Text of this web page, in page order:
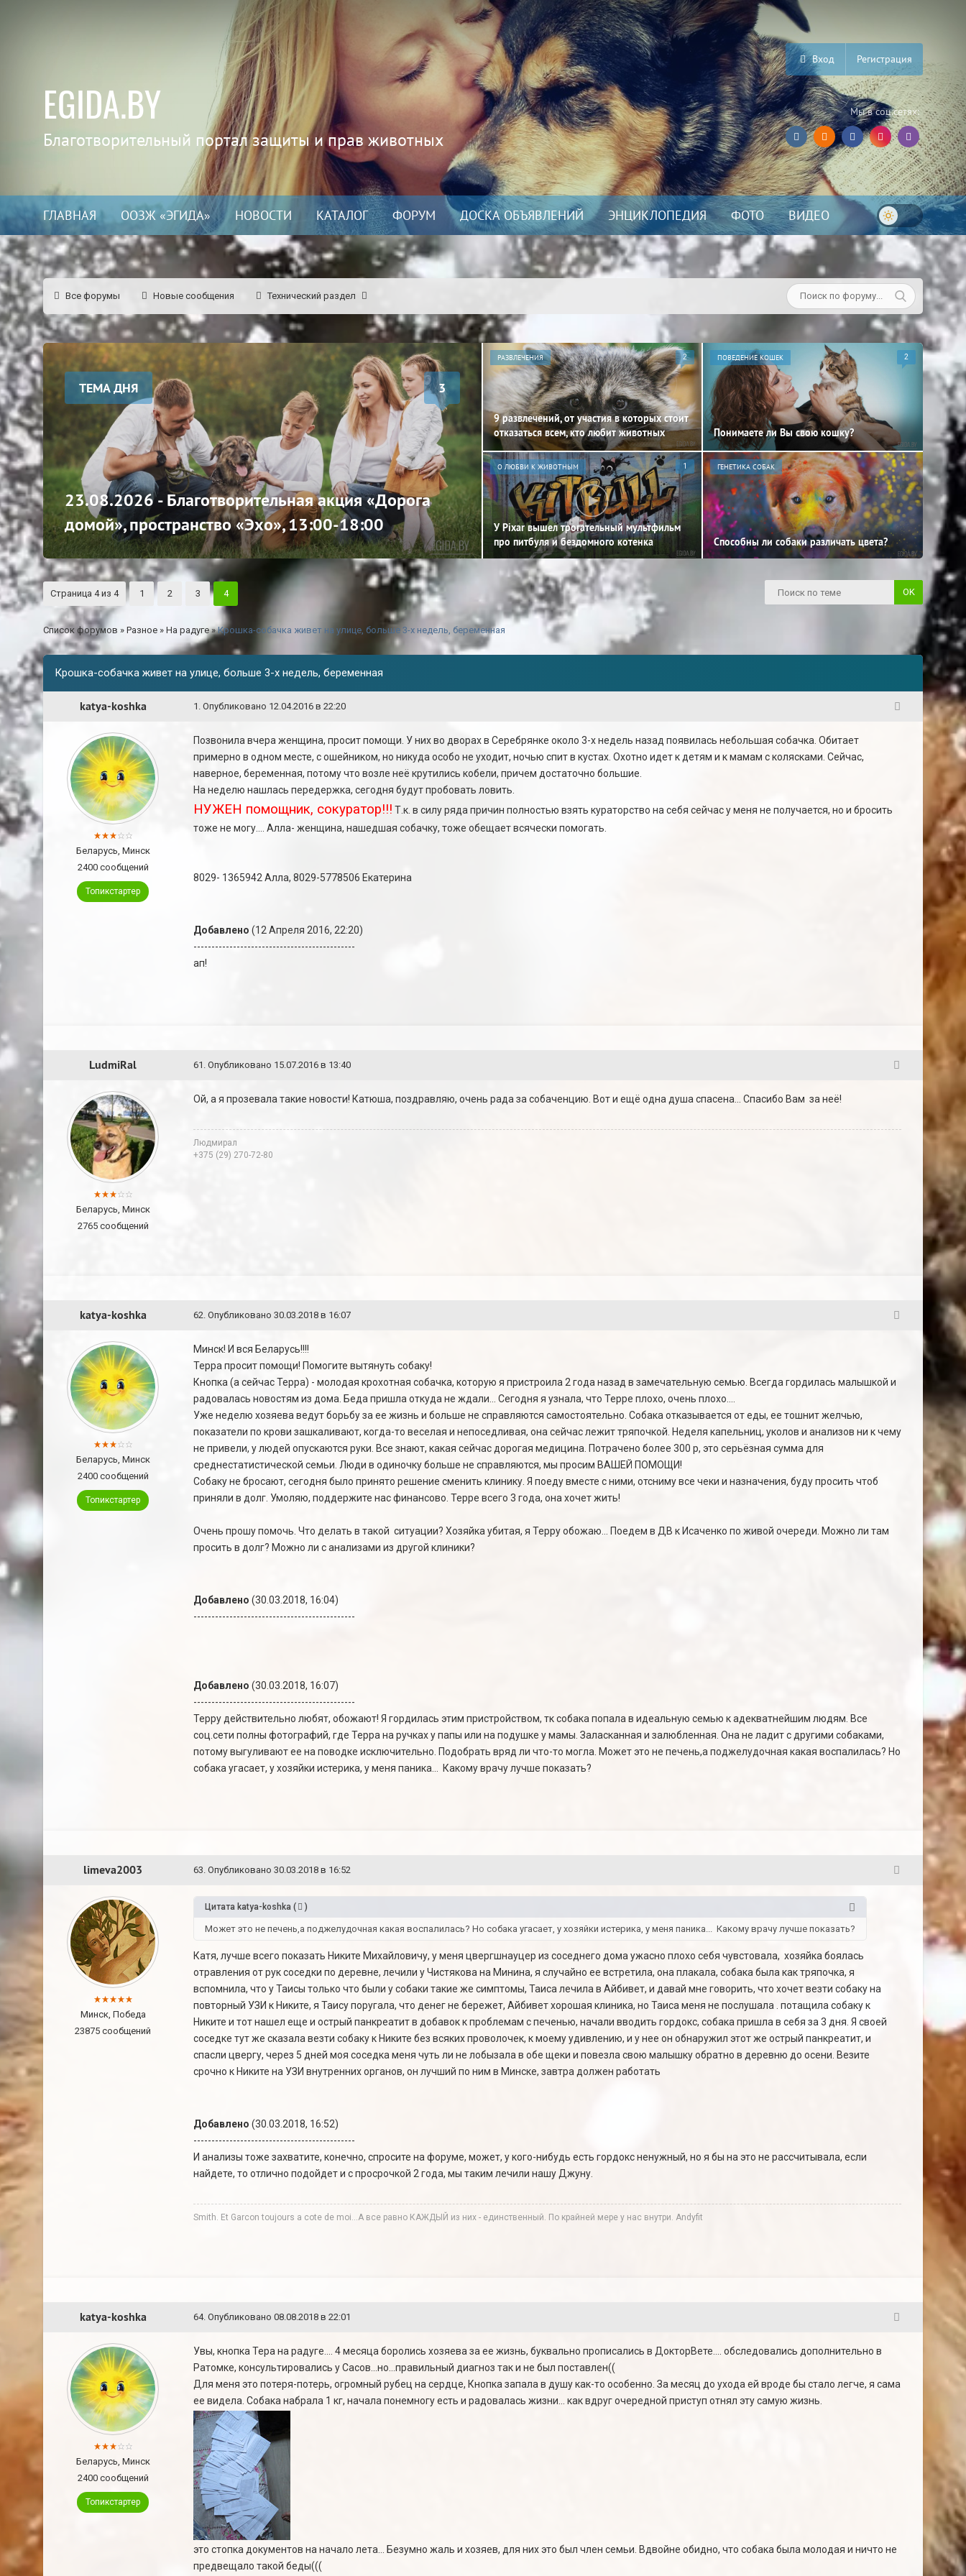
EGIDA.BY
Благотворительный портал защиты и прав животных
Вход Регистрация
Мы в соц.сетях:
ГЛАВНАЯ ООЗЖ «ЭГИДА» НОВОСТИ КАТАЛОГ ФОРУМ ДОСКА ОБЪЯВЛЕНИЙ ЭНЦИКЛОПЕДИЯ ФОТО ВИДЕО
Все форумы Новые сообщения Технический раздел
ТЕМА ДНЯ 3
23.08.2026 - Благотворительная акция «Дорога
домой», пространство «Эхо», 13:00-18:00
РАЗВЛЕЧЕНИЯ 2
9 развлечений, от участия в которых стоит
отказаться всем, кто любит животных
ПОВЕДЕНИЕ КОШЕК 2
Понимаете ли Вы свою кошку?
О ЛЮБВИ К ЖИВОТНЫМ 1
У Pixar вышел трогательный мультфильм
про питбуля и бездомного котенка
ГЕНЕТИКА СОБАК
Способны ли собаки различать цвета?
Страница 4из 4 1 2 3 4
Список форумов » Разное » На радуге » Крошка-собачка живет на улице, больше 3-х недель, беременная
Крошка-собачка живет на улице, больше 3-х недель, беременная
katya-koshka 1 . Опубликовано 12.04.2016 в 22:20
Беларусь, Минск
2400 сообщений
Топикстартер
Позвонила вчера женщина, просит помощи. У них во дворах в Серебрянке около 3-х недель назад появилась небольшая собачка. Обитает
примерно в одном месте, с ошейником, но никуда особо не уходит, ночью спит в кустах. Охотно идет к детям и к мамам с колясками. Сейчас,
наверное, беременная, потому что возле неё крутились кобели, причем достаточно большие.
На неделю нашлась передержка, сегодня будут пробовать ловить.
НУЖЕН помощник, сокуратор!!! Т.к. в силу ряда причин полностью взять кураторство на себя сейчас у меня не получается, но и бросить
тоже не могу.... Алла- женщина, нашедшая собачку, тоже обещает всячески помогать.
8029- 1365942 Алла, 8029-5778506 Екатерина
Добавлено (12 Апреля 2016, 22:20)
---------------------------------------------
ап!
LudmiRal 61 . Опубликовано 15.07.2016 в 13:40
Беларусь, Минск
2765 сообщений
Ой, а я прозевала такие новости! Катюша, поздравляю, очень рада за собаченцию. Вот и ещё одна душа спасена... Спасибо Вам за неё!
Людмирал
+375 (29) 270-72-80
katya-koshka 62. Опубликовано 30.03.2018 в 16:07
Беларусь, Минск
2400 сообщений
Топикстартер
Минск! И вся Беларусь!!!!
Терра просит помощи! Помогите вытянуть собаку!
Кнопка (а сейчас Терра) - молодая крохотная собачка, которую я пристроила 2 года назад в замечательную семью. Всегда гордилась малышкой и
радовалась новостям из дома. Беда пришла откуда не ждали... Сегодня я узнала, что Терре плохо, очень плохо....
Уже неделю хозяева ведут борьбу за ее жизнь и больше не справляются самостоятельно. Собака отказывается от еды, ее тошнит желчью,
показатели по крови зашкаливают, когда-то веселая и непоседливая, она сейчас лежит тряпочкой. Неделя капельниц, уколов и анализов ни к чему
не привели, у людей опускаются руки. Все знают, какая сейчас дорогая медицина. Потрачено более 300 р, это серьёзная сумма для
среднестатистической семьи. Люди в одиночку больше не справляются, мы просим ВАШЕЙ ПОМОЩИ!
Собаку не бросают, сегодня было принято решение сменить клинику. Я поеду вместе с ними, отсниму все чеки и назначения, буду просить чтоб
приняли в долг. Умоляю, поддержите нас финансово. Терре всего 3 года, она хочет жить!
Очень прошу помочь. Что делать в такой ситуации? Хозяйка убитая, я Терру обожаю... Поедем в ДВ к Исаченко по живой очереди. Можно ли там
просить в долг? Можно ли с анализами из другой клиники?
Добавлено (30.03.2018, 16:04)
---------------------------------------------
Добавлено (30.03.2018, 16:07)
---------------------------------------------
Терру действительно любят, обожают! Я гордилась этим пристройством, тк собака попала в идеальную семью к адекватнейшим людям. Все
соц.сети полны фотографий, где Терра на ручках у папы или на подушке у мамы. Заласканная и залюбленная. Она не ладит с другими собаками,
потому выгуливают ее на поводке исключительно. Подобрать вряд ли что-то могла. Может это не печень,а поджелудочная какая воспалилась? Но
собака угасает, у хозяйки истерика, у меня паника... Какому врачу лучше показать?
limeva2003 63. Опубликовано 30.03.2018 в 16:52
Минск, Победа
23875 сообщений
Цитата katya-koshka ( )
Может это не печень,а поджелудочная какая воспалилась? Но собака угасает, у хозяйки истерика, у меня паника... Какому врачу лучше показать?
Катя, лучше всего показать Никите Михайловичу, у меня цвергшнауцер из соседнего дома ужасно плохо себя чувстовала, хозяйка боялась
отравления от рук соседки по деревне, лечили у Чистякова на Минина, я случайно ее встретила, она плакала, собака была как тряпочка, я
вспомнила, что у Таисы только что были у собаки такие же симптомы, Таиса лечила в Айбивет, и давай мне говорить, что хочет везти собаку на
повторный УЗИ к Никите, я Таису поругала, что денег не бережет, Айбивет хорошая клиника, но Таиса меня не послушала . потащила собаку к
Никите и тот нашел еще и острый панкреатит в добавок к проблемам с печенью, начали вводить гордокс, собака пришла в себя за 3 дня. Я своей
соседке тут же сказала везти собаку к Никите без всяких проволочек, к моему удивлению, и у нее он обнаружил этот же острый панкреатит, и
спасли цвергу, через 5 дней моя соседка меня чуть ли не лобызала в обе щеки и повезла свою малышку обратно в деревню до осени. Везите
срочно к Никите на УЗИ внутренних органов, он лучший по ним в Минске, завтра должен работать
Добавлено (30.03.2018, 16:52)
---------------------------------------------
И анализы тоже захватите, конечно, спросите на форуме, может, у кого-нибудь есть гордокс ненужный, но я бы на это не рассчитывала, если
найдете, то отлично подойдет и с просрочкой 2 года, мы таким лечили нашу Джуну.
Smith. Et Garcon toujours a cote de moi...А все равно КАЖДЫЙ из них - единственный. По крайней мере у нас внутри. Andyfit
katya-koshka 64. Опубликовано 08.08.2018 в 22:01
Беларусь, Минск
2400 сообщений
Топикстартер
Увы, кнопка Тера на радуге.... 4 месяца боролись хозяева за ее жизнь, буквально прописались в ДокторВете.... обследовались дополнительно в
Ратомке, консультировались у Сасов...но...правильный диагноз так и не был поставлен((
Для меня это потеря-потерь, огромный рубец на сердце, Кнопка запала в душу как-то особенно. За месяц до ухода ей вроде бы стало легче, я сама
ее видела. Собака набрала 1 кг, начала понемногу есть и радовалась жизни... как вдруг очередной приступ отнял эту самую жизнь.
это стопка документов на начало лета... Безумно жаль и хозяев, для них это был член семьи. Вдвойне обидно, что собака была молодая и ничто не
предвещало такой беды(((